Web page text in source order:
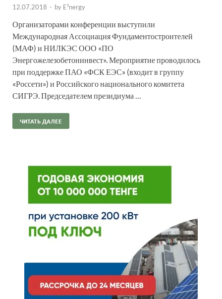
12.07.2018 - by E²nergy
Организаторами конференции выступили
Международная Ассоциация Фундаментостроителей
(МАФ) и НИЛКЭС ООО «ПО
Энергожелезобетонинвест». Мероприятие проводилось
при поддержке ПАО «ФСК ЕЭС» (входит в группу
«Россети») и Российского национального комитета
СИГРЭ. Председателем президиума …
ЧИТАТЬ ДАЛЕЕ